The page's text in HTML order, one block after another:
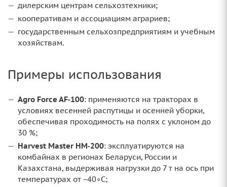
дилерским центрам сельхозтехники;
кооперативам и ассоциациям аграриев;
государственным сельхозпредприятиям и учебным
хозяйствам.
Примеры использования
Agro Force AF‑100: применяются на тракторах в
условиях весенней распутицы и осенней уборки,
обеспечивая проходимость на полях с уклоном до
30 %;
Harvest Master HM‑200: эксплуатируются на
комбайнах в регионах Беларуси, России и
Казахстана, выдерживая нагрузки до 7 т на ось при
температурах от −40∘C;